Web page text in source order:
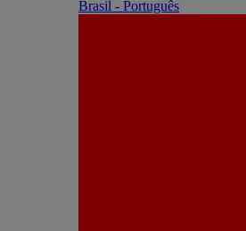
Brasil - Português